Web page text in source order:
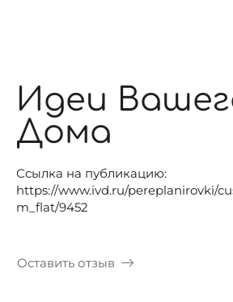
Идеи
Дома
Ссылка на публикацию:
https://www.ivd.ru/pereplanirovki/
m_flat/9452
Оставить отзыв